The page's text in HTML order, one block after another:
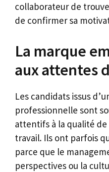
collaborateur de
de confirmer sa
La marque
aux attentes
Les candidats issus
professionnelle sont
attentifs à la qualité
travail. Ils ont parfois
parce que le
perspectives ou la